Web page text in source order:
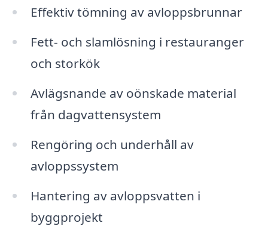
Effektiv tömning av avloppsbrunnar
Fett- och slamlösning i restauranger
och storkök
Avlägsnande av oönskade material
från dagvattensystem
Rengöring och underhåll av
avloppssystem
Hantering av avloppsvatten i
byggprojekt